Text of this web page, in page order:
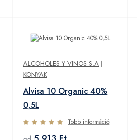
ALCOHOLES Y VINOS S.A |
KONYAK
Alvisa 10 Organic 40%
0,5L
Több információ